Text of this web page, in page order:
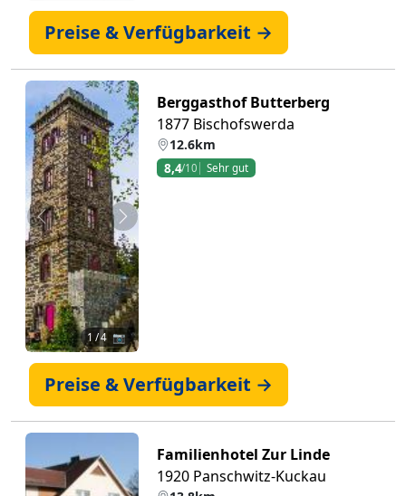
Preise & Verfügbarkeit →
Zurück Weiter
1 / 4 📷
Berggasthof Butterberg
1877 Bischofswerda
12.6km
8,4/10 Sehr gut
Preise & Verfügbarkeit →
Familienhotel Zur Linde
1920 Panschwitz-Kuckau